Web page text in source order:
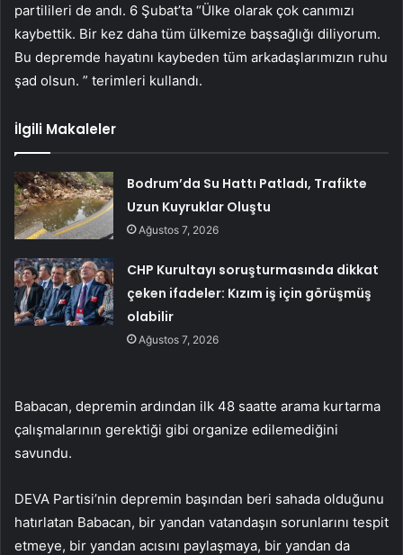
partilileri de andı. 6 Şubat’ta “Ülke olarak çok canımızı
kaybettik. Bir kez daha tüm ülkemize başsağlığı diliyorum.
Bu depremde hayatını kaybeden tüm arkadaşlarımızın ruhu
şad olsun. ” terimleri kullandı.
İlgili Makaleler
Bodrum’da Su Hattı Patladı, Trafikte
Uzun Kuyruklar Oluştu
Ağustos 7, 2026
CHP Kurultayı soruşturmasında dikkat
çeken ifadeler: Kızım iş için görüşmüş
olabilir
Ağustos 7, 2026
Babacan, depremin ardından ilk 48 saatte arama kurtarma
çalışmalarının gerektiği gibi organize edilemediğini
savundu.
DEVA Partisi’nin depremin başından beri sahada olduğunu
hatırlatan Babacan, bir yandan vatandaşın sorunlarını tespit
etmeye, bir yandan acısını paylaşmaya, bir yandan da